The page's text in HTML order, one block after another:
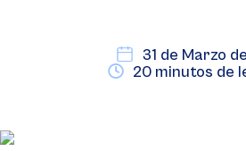
31 de Marzo
20 minutos de